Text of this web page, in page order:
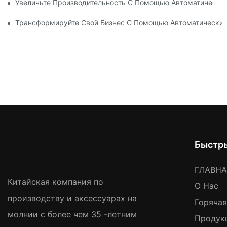
Увеличьте Производительность С Помощью
Трансформируйте Свой Бизнес С Помощью
Китайская компания по
производству и аксессуарах на
молнии с более чем 35 -летним
О Нас